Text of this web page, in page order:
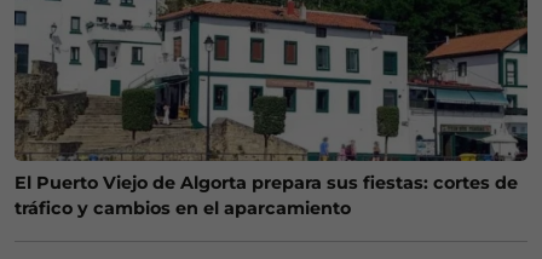
El Puerto Viejo de Algorta prepara sus fiestas: cortes de
tráfico y cambios en el aparcamiento